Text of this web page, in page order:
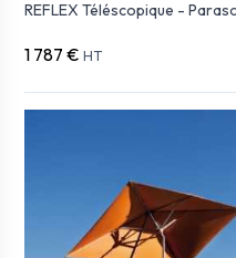
REFLEX Téléscopique -
1 787 € HT